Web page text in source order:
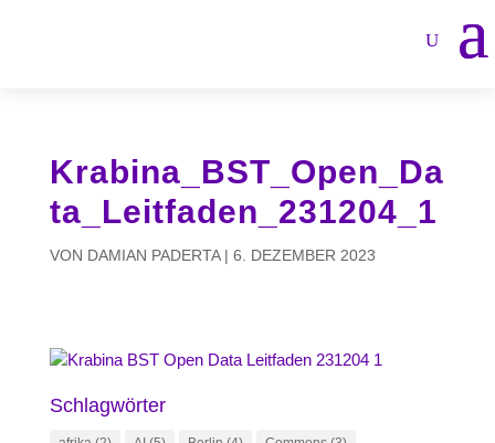
Krabina_BST_Open_Da
ta_Leitfaden_231204_1
VON DAMIAN PADERTA| 6. DEZEMBER 2023
Schlagwörter